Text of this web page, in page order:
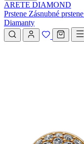
ARETE DIAMOND
Prstene Zásnubné prstene
Diamanty